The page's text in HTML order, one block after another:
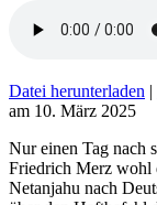
Datei herunterladen |
am 10. März 2025
Nur einen Tag nach
Friedrich Merz wohl
Netanjahu nach